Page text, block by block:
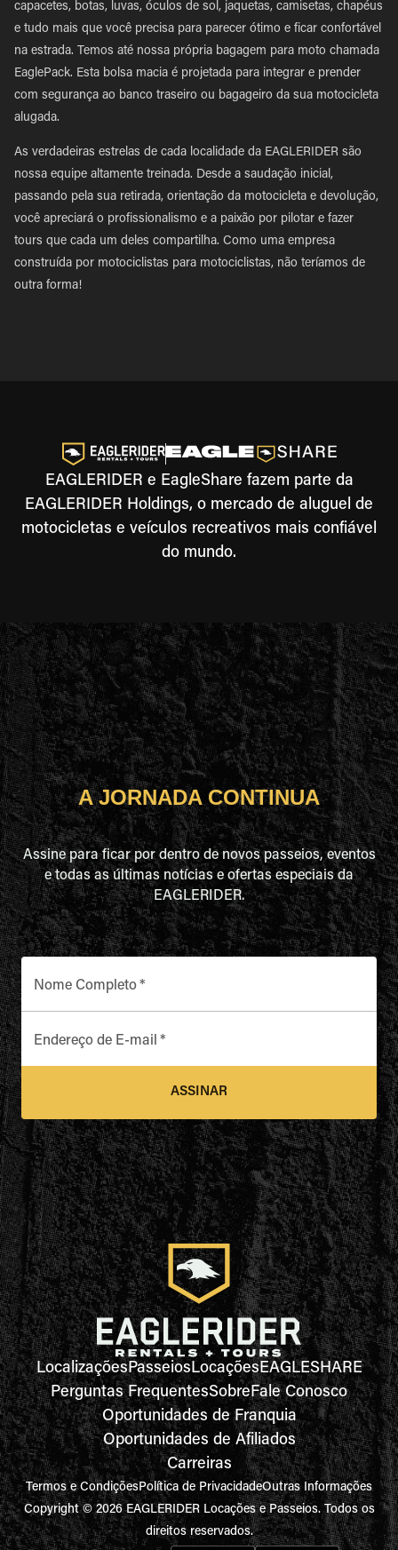
capacetes, botas, luvas, óculos de sol, jaquetas, camisetas, chapéus
e tudo mais que você precisa para parecer ótimo e ficar confortável
na estrada. Temos até nossa própria bagagem para moto chamada
EaglePack. Esta bolsa macia é projetada para integrar e prender
com segurança ao banco traseiro ou bagageiro da sua motocicleta
alugada.
As verdadeiras estrelas de cada localidade da EAGLERIDER são
nossa equipe altamente treinada. Desde a saudação inicial,
passando pela sua retirada, orientação da motocicleta e devolução,
você apreciará o profissionalismo e a paixão por pilotar e fazer
tours que cada um deles compartilha. Como uma empresa
construída por motociclistas para motociclistas, não teríamos de
outra forma!
EAGLERIDER e EagleShare fazem parte da
EAGLERIDER Holdings, o mercado de aluguel de
motocicletas e veículos recreativos mais confiável
do mundo.
A JORNADA CONTINUA
Assine para ficar por dentro de novos passeios, eventos
e todas as últimas notícias e ofertas especiais da
EAGLERIDER.
Nome Completo*
Endereço de E-mail *
ASSINAR
LocalizaçõesPasseiosLocaçõesEAGLESHARE
Perguntas FrequentesSobreFale Conosco
Oportunidades de Franquia
Oportunidades de Afiliados
Carreiras
Termos e CondiçõesPolítica de PrivacidadeOutras Informações
Copyright © 2026 EAGLERIDER Locações e Passeios. Todos os
direitos reservados.